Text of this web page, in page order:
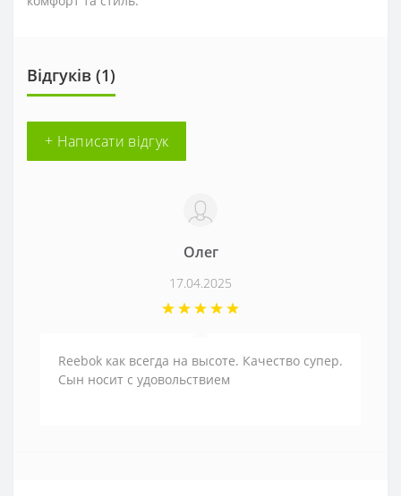
Відгуків (1)
+ Написати відгук
Олег
17.04.2025
Reebok как всегда на высоте. Качество супер.
Сын носит с удовольствием